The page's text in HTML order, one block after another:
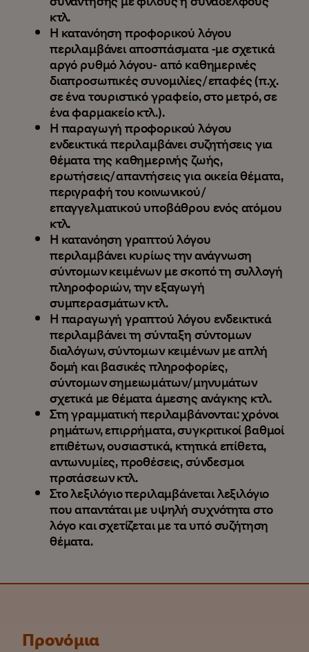
κτλ.
Η κατανόηση προφορικού λόγου
περιλαμβάνει αποσπάσματα -με σχετικά
αργό ρυθμό λόγου- από καθημερινές
διαπροσωπικές συνομιλίες/επαφές (π.χ.
σε ένα τουριστικό γραφείο, στο μετρό, σε
ένα φαρμακείο κτλ.).
Η παραγωγή προφορικού λόγου
ενδεικτικά περιλαμβάνει συζητήσεις για
θέματα της καθημερινής ζωής,
ερωτήσεις/απαντήσεις για οικεία θέματα,
περιγραφή του κοινωνικού/
επαγγελματικού υποβάθρου ενός ατόμου
κτλ.
Η κατανόηση γραπτού λόγου
περιλαμβάνει κυρίως την ανάγνωση
σύντομων κειμένων με σκοπό τη συλλογή
πληροφοριών, την εξαγωγή
συμπερασμάτων κτλ.
Η παραγωγή γραπτού λόγου ενδεικτικά
περιλαμβάνει τη σύνταξη σύντομων
διαλόγων, σύντομων κειμένων με απλή
δομή και βασικές πληροφορίες,
σύντομων σημειωμάτων/μηνυμάτων
σχετικά με θέματα άμεσης ανάγκης κτλ.
Στη γραμματική περιλαμβάνονται: χρόνοι
ρημάτων, επιρρήματα, συγκριτικοί βαθμοί
επιθέτων, ουσιαστικά, κτητικά επίθετα,
αντωνυμίες, προθέσεις, σύνδεσμοι
προτάσεων κτλ.
Στο λεξιλόγιο περιλαμβάνεται λεξιλόγιο
που απαντάται με υψηλή συχνότητα στο
λόγο και σχετίζεται με τα υπό συζήτηση
θέματα.
Προνόμια